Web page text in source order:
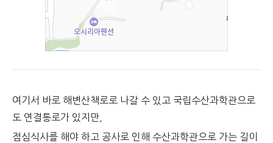
여기서 바로 해변산책로로 나갈 수 있고 국립수산과학관으로
도 연결통로가 있지만,
점심식사를 해야 하고 공사로 인해 수산과학관으로 가는 길이